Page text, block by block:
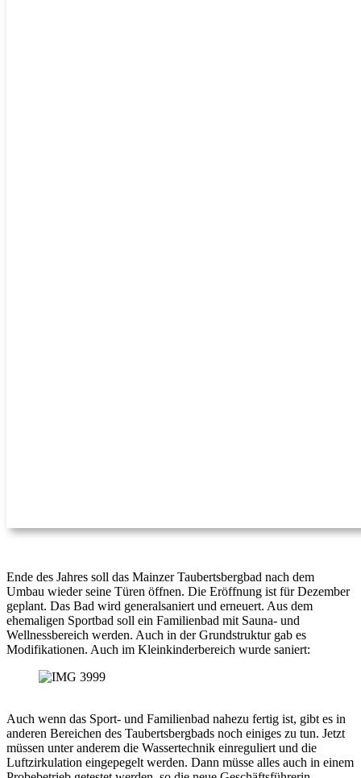
Ende des Jahres soll das Mainzer Taubertsbergbad nach dem
Umbau wieder seine Türen öffnen. Die Eröffnung ist für Dezember
geplant. Das Bad wird generalsaniert und erneuert. Aus dem
ehemaligen Sportbad soll ein Familienbad mit Sauna- und
Wellnessbereich werden. Auch in der Grundstruktur gab es
Modifikationen. Auch im Kleinkinderbereich wurde saniert:
Auch wenn das Sport- und Familienbad nahezu fertig ist, gibt es in
anderen Bereichen des Taubertsbergbads noch einiges zu tun. Jetzt
müssen unter anderem die Wassertechnik einreguliert und die
Luftzirkulation eingepegelt werden. Dann müsse alles auch in einem